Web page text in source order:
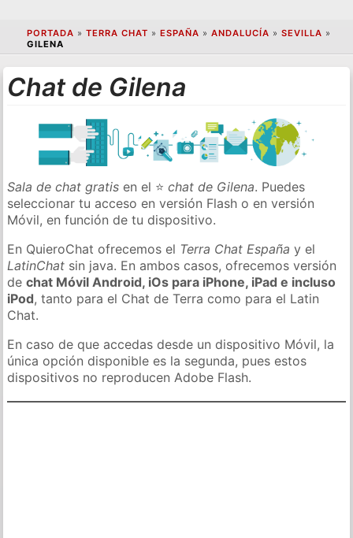
PORTADA » TERRA CHAT » ESPAÑA » ANDALUCÍA » SEVILLA »
GILENA
Chat de Gilena
Sala de chat gratis en el ⭐chat de Gilena. Puedes
seleccionar tu acceso en versión Flash o en versión
Móvil, en función de tu dispositivo.
En QuieroChat ofrecemos el Terra Chat España y el
LatinChat sin java. En ambos casos, ofrecemos versión
dechat Móvil Android, iOs para iPhone, iPad e incluso
iPod, tanto para el Chat de Terra como para el Latin
Chat.
En caso de que accedas desde un dispositivo Móvil, la
única opción disponible es la segunda, pues estos
dispositivos no reproducen Adobe Flash.